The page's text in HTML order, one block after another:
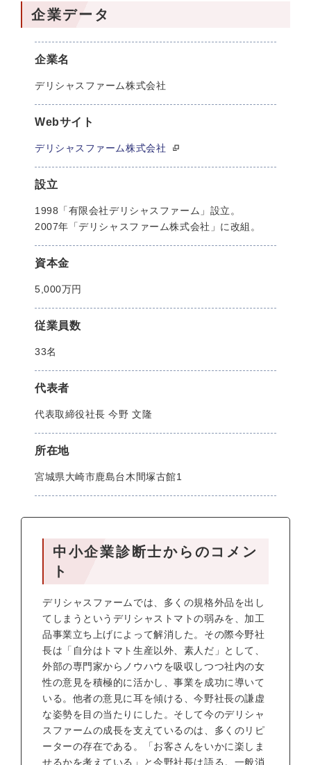
企業データ
企業名
デリシャスファーム株式会社
Webサイト
デリシャスファーム株式会社
設立
1998「有限会社デリシャスファーム」設立。
2007年「デリシャスファーム株式会社」に改組。
資本金
5,000万円
従業員数
33名
代表者
代表取締役社長 今野 文隆
所在地
宮城県大崎市鹿島台木間塚古館1
中小企業診断士からのコメン
ト
デリシャスファームでは、多くの規格外品を出し
てしまうというデリシャストマトの弱みを、加工
品事業立ち上げによって解消した。その際今野社
長は「自分はトマト生産以外、素人だ」として、
外部の専門家からノウハウを吸収しつつ社内の女
性の意見を積極的に活かし、事業を成功に導いて
いる。他者の意見に耳を傾ける、今野社長の謙虚
な姿勢を目の当たりにした。そして今のデリシャ
スファームの成長を支えているのは、多くのリピ
ーターの存在である。「お客さんをいかに楽しま
せるかを考えている」と今野社長は語る。一般消